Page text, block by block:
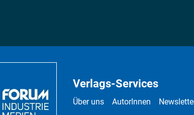
Verlags-Services
Über uns AutorInnen